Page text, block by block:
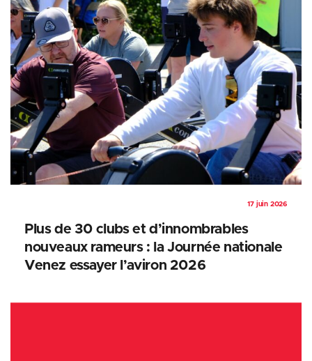
17 juin 2026
Plus de 30 clubs et d’innombrables
nouveaux rameurs : la Journée nationale
Venez essayer l’aviron 2026